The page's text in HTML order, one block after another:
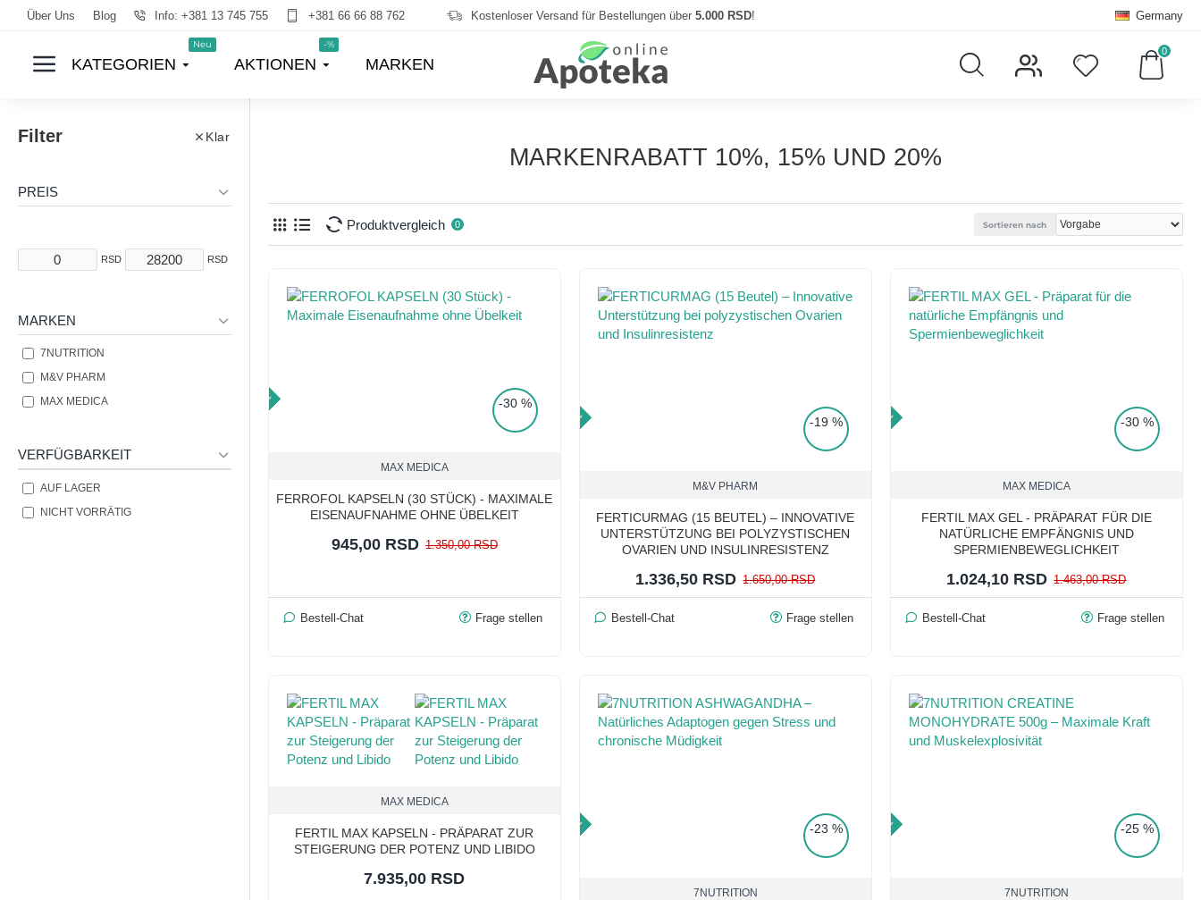
Über Uns Blog Info: +381 13 745 755 +381 66 66 88 762 Kostenloser Versand für Bestellungen über 5.000 RSD! Germany
KATEGORIEN
Neu
AKTIONEN
-%
MARKEN
0
Filter Klar
PREIS
RSD RSD
MARKEN
7NUTRITION
M&V PHARM
MAX MEDICA
VERFÜGBARKEIT
AUF LAGER
NICHT VORRÄTIG
MARKENRABATT 10%, 15% UND 20%
Produktvergleich 0 Sortieren nach
TOP PRICE -30 %
MAX MEDICA
FERROFOL KAPSELN (30 STÜCK) - MAXIMALE
EISENAUFNAHME OHNE ÜBELKEIT
945,00 RSD 1.350,00 RSD
Bestell-Chat Frage stellen
TOP PRICE -19 %
M&V PHARM
FERTICURMAG (15 BEUTEL) – INNOVATIVE
UNTERSTÜTZUNG BEI POLYZYSTISCHEN
OVARIEN UND INSULINRESISTENZ
1.336,50 RSD 1.650,00 RSD
Bestell-Chat Frage stellen
TOP PRICE -30 %
MAX MEDICA
FERTIL MAX GEL - PRÄPARAT FÜR DIE
NATÜRLICHE EMPFÄNGNIS UND
SPERMIENBEWEGLICHKEIT
1.024,10 RSD 1.463,00 RSD
Bestell-Chat Frage stellen
MAX MEDICA
FERTIL MAX KAPSELN - PRÄPARAT ZUR
STEIGERUNG DER POTENZ UND LIBIDO
7.935,00 RSD
TOP PRICE -23 %
7NUTRITION
TOP PRICE -25 %
7NUTRITION